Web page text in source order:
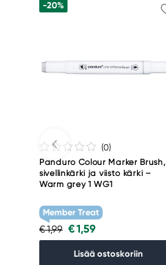
-20%
(0)
Panduro Colour Marker Brush,
sivellinkärki ja viisto kärki –
Warm grey 1 WG1
Member Treat
€ 1,99 € 1,59
Lisää ostoskoriin